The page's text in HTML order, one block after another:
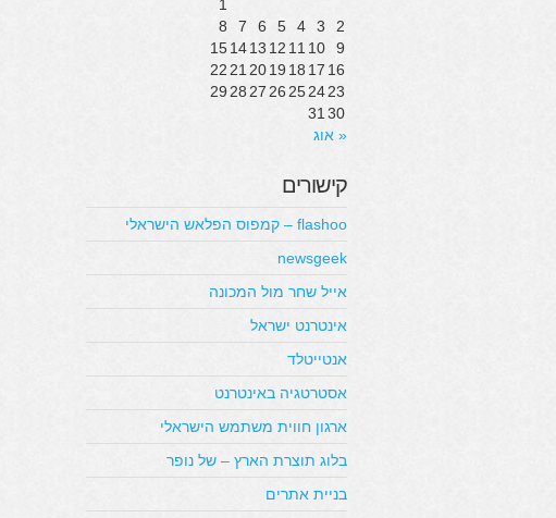
1
2
3
4
5
6
7
8
9
10
11
12
13
14
15
16
17
18
19
20
21
22
23
24
25
26
27
28
29
30
31
« אוג
קישורים
flashoo – קמפוס הפלאש הישראלי
newsgeek
אייל שחר מול המכונה
אינטרנט ישראל
אנטייטלד
אסטרטגיה באינטרנט
ארגון חווית משתמש הישראלי
בלוג תוצרת הארץ – של נופר
בניית אתרים